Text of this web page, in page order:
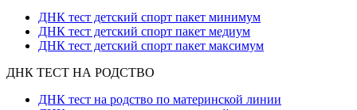
ДНК тест детский спорт пакет минимум
ДНК тест детский спорт пакет медиум
ДНК тест детский спорт пакет максимум
ДНК ТЕСТ НА РОДСТВО
ДНК тест на родство по материнской линии